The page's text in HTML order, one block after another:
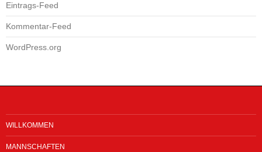
Eintrags-Feed
Kommentar-Feed
WordPress.org
WILLKOMMEN
MANNSCHAFTEN